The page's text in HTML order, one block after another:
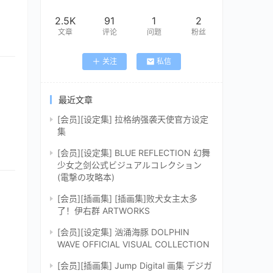
2.5K
文章
91
评论
1
问题
2
粉丝
关注 私信
最近文章
[会员][设定集] 拉格纳强袭天使官方设定
集
[会员][设定集] BLUE REFLECTION 幻舞
少女之剑公式ビジュアルコレクション
(電撃の攻略本)
[会员][插画集] [插画集]败犬女主太多
了！伊右群 ARTWORKS
[会员][设定集] 汹涌海豚 DOLPHIN
WAVE OFFICIAL VISUAL COLLECTION
[会员][插画集] Jump Digital 画集 デジガ